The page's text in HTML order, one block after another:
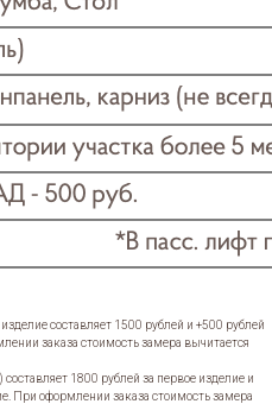
составляет 1500 рублей и +500 рублей
заказа стоимость замера вычитается
1800 рублей за первое изделие и
При оформлении заказа стоимость замера